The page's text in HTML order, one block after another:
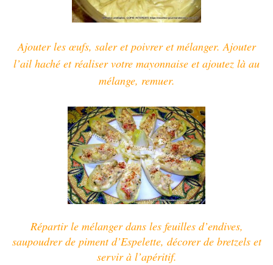
Ajouter les œufs, saler et poivrer et mélanger. Ajouter
l’ail haché et réaliser votre mayonnaise et ajoutez là au
mélange, remuer.
Répartir le mélanger dans les feuilles d’endives,
saupoudrer de piment d’Espelette, décorer de bretzels et
servir à l’apéritif.